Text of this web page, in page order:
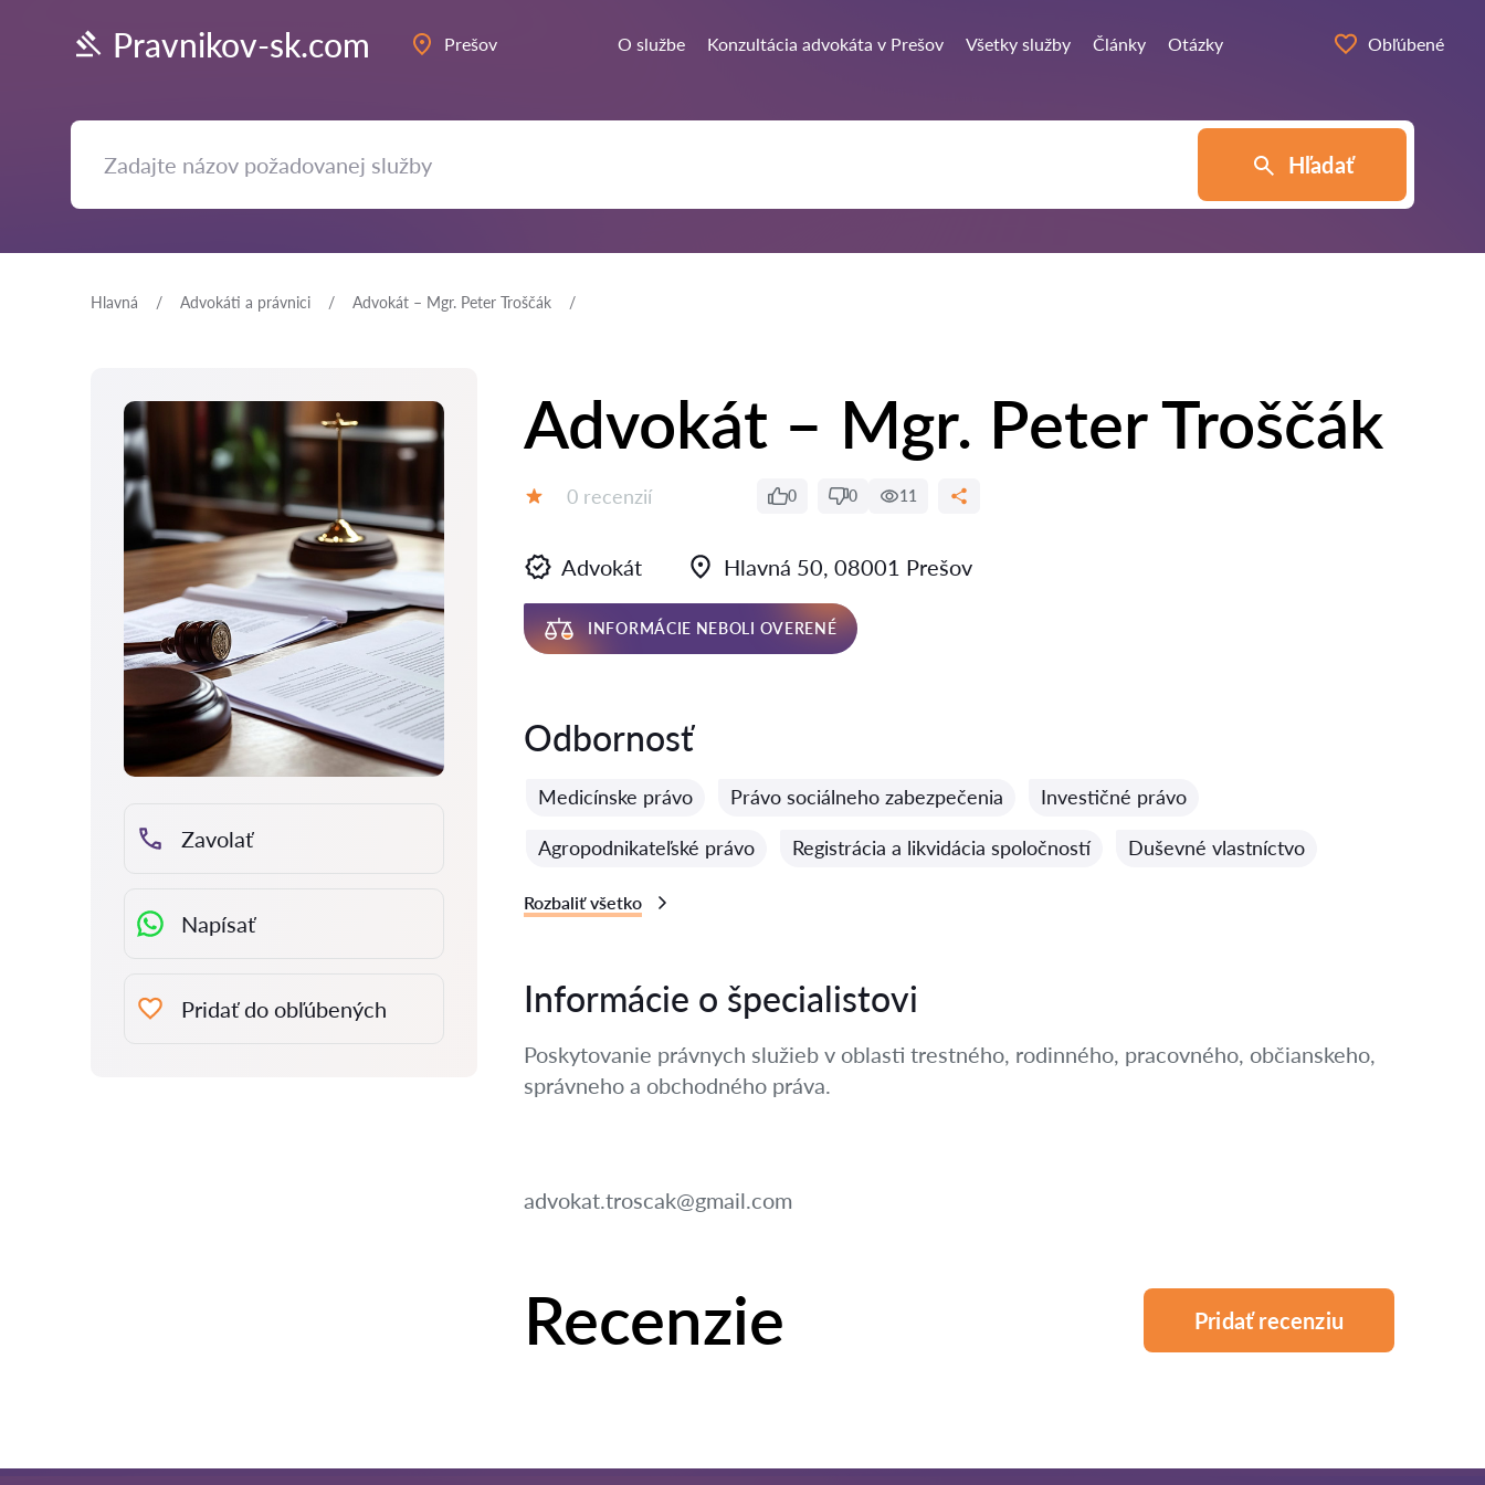
Pravnikov-sk.com Prešov O službe Konzultácia advokáta v Prešov Všetky služby Články Otázky Obľúbené
Hľadať
Hlavná Аdvokáti a právnici Advokát – Mgr. Peter Troščák
Zavolať
Napísať
Pridať do obľúbených
Advokát – Mgr. Peter Troščák
Recenzií:
0 recenzií 0 0 11
Advokát Hlavná 50, 08001 Prešov
INFORMÁCIE NEBOLI OVERENÉ
Odbornosť
Medicínske právo Právo sociálneho zabezpečenia Investičné právo
Agropodnikateľské právo Registrácia a likvidácia spoločností Duševné vlastníctvo
Rozbaliť všetko
Informácie o špecialistovi
Poskytovanie právnych služieb v oblasti trestného, rodinného, pracovného, občianskeho,
správneho a obchodného práva.
advokat.troscak@gmail.com
Recenzie Pridať recenziu